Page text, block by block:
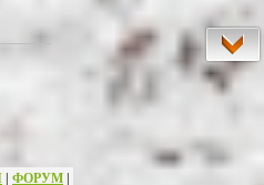
ФОРУМ